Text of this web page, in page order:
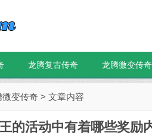
龙腾复古传奇 龙腾微变传奇
微变传奇 > 文章内容
的活动中有着哪些奖励